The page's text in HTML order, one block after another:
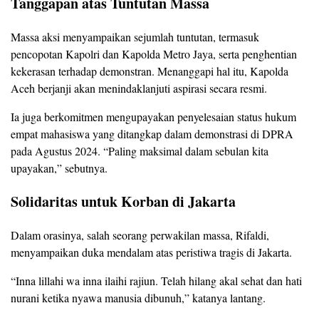
Massa aksi menyampaikan sejumlah tuntutan, termasuk
pencopotan Kapolri dan Kapolda Metro Jaya, serta penghentian
kekerasan terhadap demonstran. Menanggapi hal itu, Kapolda
Aceh berjanji akan menindaklanjuti aspirasi secara resmi.
Ia juga berkomitmen mengupayakan penyelesaian status hukum
empat mahasiswa yang ditangkap dalam demonstrasi di DPRA
pada Agustus 2024. “Paling maksimal dalam sebulan kita
upayakan,” sebutnya.
Solidaritas untuk Korban di Jakarta
Dalam orasinya, salah seorang perwakilan massa, Rifaldi,
menyampaikan duka mendalam atas peristiwa tragis di Jakarta.
“Inna lillahi wa inna ilaihi rajiun. Telah hilang akal sehat dan hati
nurani ketika nyawa manusia dibunuh,” katanya lantang.